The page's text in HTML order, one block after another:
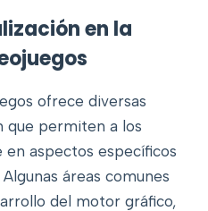
en la
ofrece diversas
que permiten a los
aspectos específicos
áreas comunes
del motor gráfico,